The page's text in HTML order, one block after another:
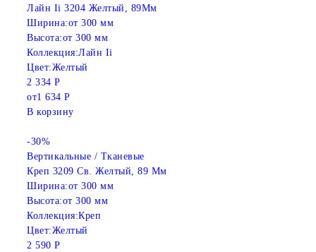
Лайн Ii 3204 Желтый, 89Мм
Ширина:от 300 мм
Высота:от 300 мм
Коллекция:Лайн Ii
Цвет:Желтый
2 334 Р
от1 634 Р
В корзину
-30%
Вертикальные / Тканевые
Креп 3209 Св. Желтый, 89 Мм
Ширина:от 300 мм
Высота:от 300 мм
Коллекция:Креп
Цвет:Желтый
2 590 Р